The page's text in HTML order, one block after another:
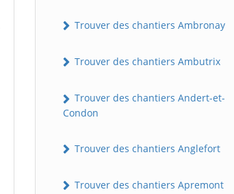
Trouver des chantiers Ambronay
Trouver des chantiers Ambutrix
Trouver des chantiers Andert-et-
Condon
Trouver des chantiers Anglefort
Trouver des chantiers Apremont